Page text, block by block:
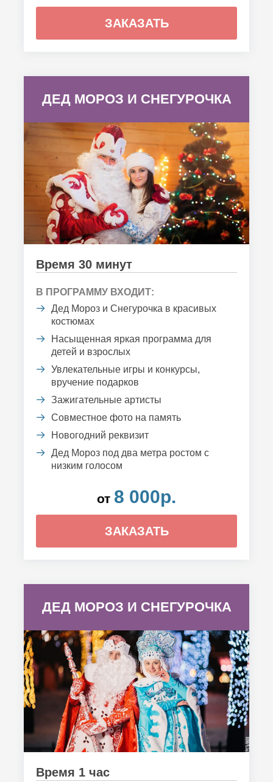
ЗАКАЗАТЬ
ДЕД МОРОЗ И СНЕГУРОЧКА
Время 30 минут
В ПРОГРАММУ ВХОДИТ:
Дед Мороз и Снегурочка в красивых
костюмах
Насыщенная яркая программа для
детей и взрослых
Увлекательные игры и конкурсы,
вручение подарков
Зажигательные артисты
Совместное фото на память
Новогодний реквизит
Дед Мороз под два метра ростом с
низким голосом
от 8 000р.
ЗАКАЗАТЬ
ДЕД МОРОЗ И СНЕГУРОЧКА
Время 1 час